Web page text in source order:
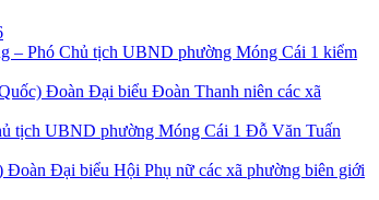
– Phó Chủ tịch UBND phường Móng Cái 1 kiểm
Đoàn Đại biểu Đoàn Thanh niên các xã
tịch UBND phường Móng Cái 1 Đỗ Văn Tuấn
Đoàn Đại biểu Hội Phụ nữ các xã phường biên giới